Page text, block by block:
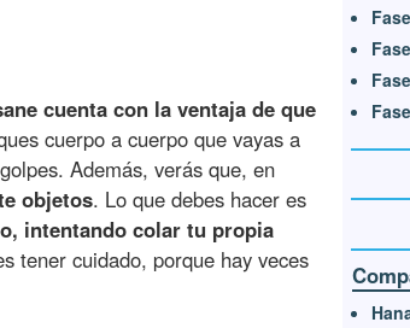
cuenta con la ventaja de que
cuerpo a cuerpo que vayas a
Además, verás que, en
objetos. Lo que debes hacer es
intentando colar tu propia
tener cuidado, porque hay veces